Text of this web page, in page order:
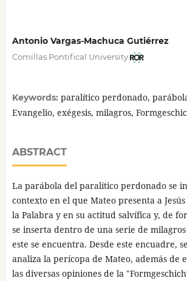
Antonio Vargas-Machuca Gutiérrez
Comillas Pontifical University
Keywords: paralítico perdonado,
Evangelio, exégesis, milagros,
ABSTRACT
La parábola del paralítico perdonado se
contexto en el que Mateo presenta a Jesús
la Palabra y en su actitud salvífica y, de
se inserta dentro de una serie de
este se encuentra. Desde este encuadre,
analiza la perícopa de Mateo, además de
las diversas opiniones de la